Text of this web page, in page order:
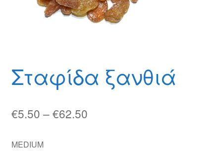
Ο λογαριασμός μου
Σταφίδα ξανθιά
€5.50 –€62.50Price
MEDIUM